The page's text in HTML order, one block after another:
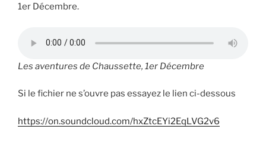
1er Décembre.
Les aventures de Chaussette, 1er Décembre
Si le fichier ne s’ouvre pas essayez le lien ci-dessous
https://on.soundcloud.com/hxZtcEYi2EqLVG2v6